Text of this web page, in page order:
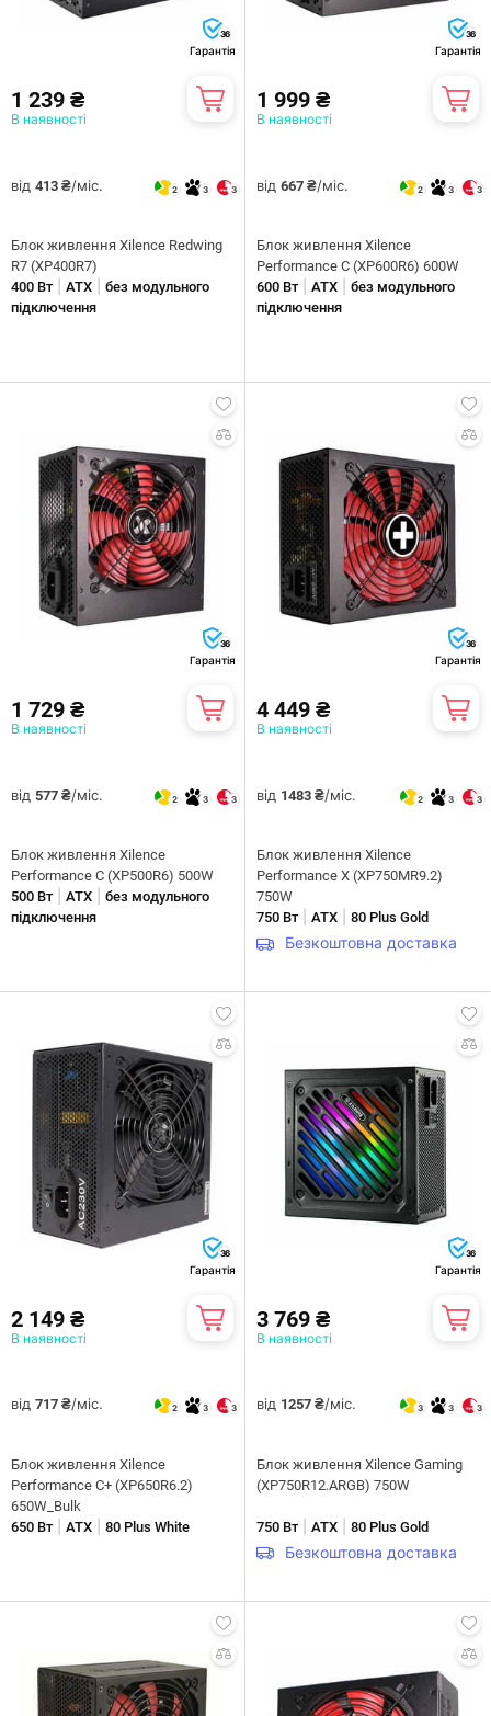
36
Гарантія
1 239 ₴
В наявності
від 413 ₴/міс. 2 3 3
Блок живлення Xilence Redwing
R7 (XP400R7)
400 Вт| ATX
без модульного
підключення
36
Гарантія
1 999 ₴
В наявності
від 667 ₴/міс. 2 3 3
Блок живлення Xilence
Performance C (XP600R6) 600W
600 Вт| ATX
без модульного
підключення
36
Гарантія
1 729 ₴
В наявності
від 577 ₴/міс. 2 3 3
Блок живлення Xilence
Performance C (XP500R6) 500W
500 Вт| ATX
без модульного
підключення
36
Гарантія
4 449 ₴
В наявності
від 1483 ₴/міс. 2 3 3
Блок живлення Xilence
Performance X (XP750MR9.2)
750W
750 Вт| ATX 80 Plus Gold
Безкоштовна доставка
36
Гарантія
2 149 ₴
В наявності
від 717 ₴/міс. 2 3 3
Блок живлення Xilence
Performance C+ (XP650R6.2)
650W_Bulk
650 Вт| ATX 80 Plus White
36
Гарантія
3 769 ₴
В наявності
від 1257 ₴/міс. 3 3 3
Блок живлення Xilence Gaming
(XP750R12.ARGB) 750W
750 Вт| ATX 80 Plus Gold
Безкоштовна доставка